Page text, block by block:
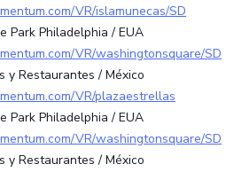
VR/islamunecas/SD
Park Philadelphia / EUA
VR/washingtonsquare/SD
y Restaurantes / México
VR/plazaestrellas
Park Philadelphia / EUA
VR/washingtonsquare/SD
y Restaurantes / México